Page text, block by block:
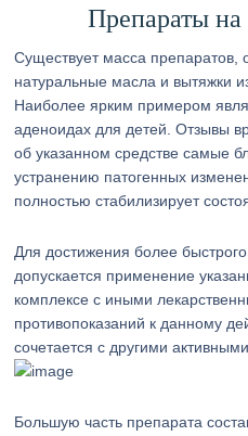
Препараты на
Существует масса препаратов,
натуральные масла и вытяжки
Наиболее ярким примером
аденоидах для детей. Отзывы
об указанном средстве самые
устранению патогенных
полностью стабилизирует
Для достижения более
допускается применение
комплексе с иными
противопоказаний к данному
сочетается с другими
Большую часть препарата